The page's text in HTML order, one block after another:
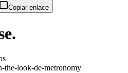
Copiar enlace
the-look-de-metronomy